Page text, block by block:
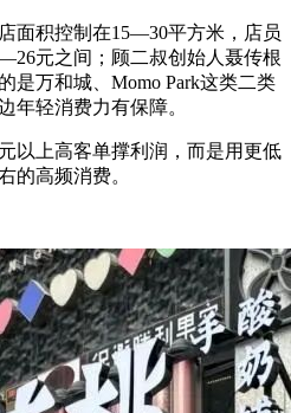
面积控制在15—30平方米，店员
元之间；顾二叔创始人聂传根
是万和城、Momo Park这类二类
年轻消费力有保障。
以上高客单撑利润，而是用更低
的高频消费。